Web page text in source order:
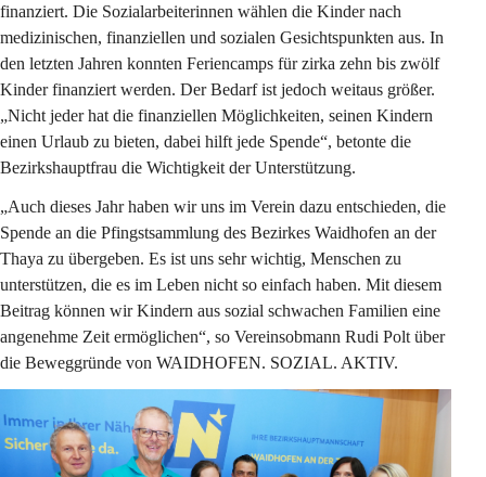
finanziert. Die Sozialarbeiterinnen wählen die Kinder nach
medizinischen, finanziellen und sozialen Gesichtspunkten aus. In
den letzten Jahren konnten Feriencamps für zirka zehn bis zwölf
Kinder finanziert werden. Der Bedarf ist jedoch weitaus größer.
„Nicht jeder hat die finanziellen Möglichkeiten, seinen Kindern
einen Urlaub zu bieten, dabei hilft jede Spende“, betonte die
Bezirkshauptfrau die Wichtigkeit der Unterstützung.
„Auch dieses Jahr haben wir uns im Verein dazu entschieden, die
Spende an die Pfingstsammlung des Bezirkes Waidhofen an der
Thaya zu übergeben. Es ist uns sehr wichtig, Menschen zu
unterstützen, die es im Leben nicht so einfach haben. Mit diesem
Beitrag können wir Kindern aus sozial schwachen Familien eine
angenehme Zeit ermöglichen“, so Vereinsobmann Rudi Polt über
die Beweggründe von WAIDHOFEN. SOZIAL. AKTIV.